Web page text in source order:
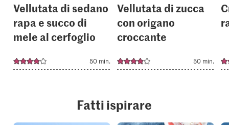
Vellutata di sedano
rapa e succo di
mele al cerfoglio
50 min.
Vellutata di zucca
con origano
croccante
50 min.
Fatti ispirare